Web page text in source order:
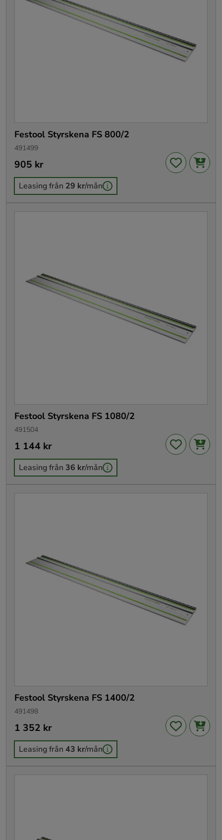
Festool Styrskena FS 800/2
491499
Pris: 905 kr
905 kr
Leasing från 29 kr/mån
Festool Styrskena FS 1080/2
491504
Pris :1 144 kr
1 144 kr
Leasing från 36 kr/mån
Festool Styrskena FS 1400/2
491498
Pris:1 352 kr
1 352 kr
Leasing från 43 kr/mån